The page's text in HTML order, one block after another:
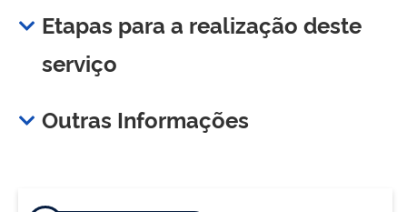
Etapas para a realização deste
serviço
Outras Informações